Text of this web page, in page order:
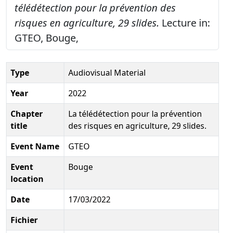
télédétection pour la prévention des
risques en agriculture, 29 slides. Lecture in:
GTEO, Bouge,
Type
Audiovisual Material
Year
2022
Chapter
title
La télédétection pour la prévention
des risques en agriculture, 29 slides.
Event Name
GTEO
Event
location
Bouge
Date
17/03/2022
Fichier